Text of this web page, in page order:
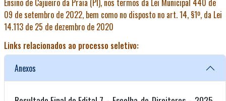
Ensino de Cajueiro da Praia (PI), nos termos da Lei Municipal 440 de
09 de setembro de 2022, bem como no disposto no art. 14, §1º, da Lei
14.113 de 25 de dezembro de 2020
Links relacionados ao processo seletivo:
Anexos